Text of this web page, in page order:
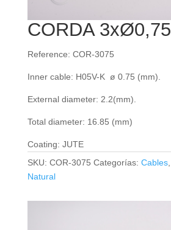
CORDA 3xØ0,75
Reference: COR-3075
Inner cable: H05V-K ø 0.75 (mm).
External diameter: 2.2(mm).
Total diameter: 16.85 (mm)
Coating: JUTE
SKU: COR-3075 Categorías: Cables,
Natural